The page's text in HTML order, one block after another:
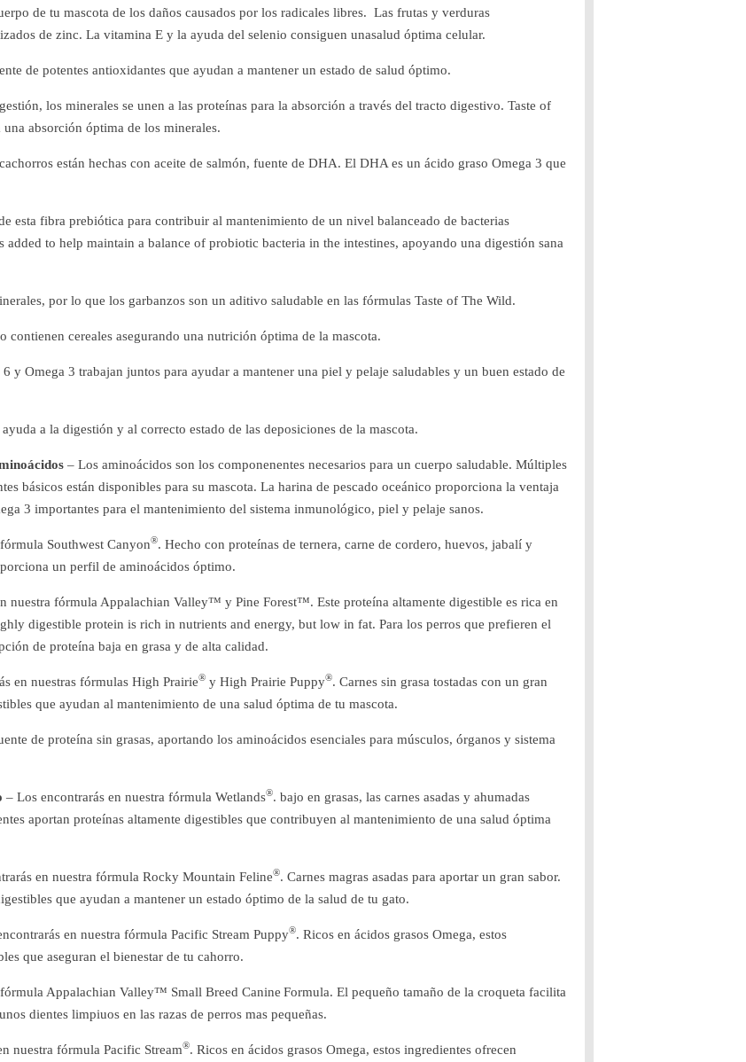
de tu mascota de los daños causados por los radicales libres. Las frutas y verduras
de zinc. La vitamina E y la ayuda del selenio consiguen unasalud óptima celular.
de potentes antioxidantes que ayudan a mantener un estado de salud óptimo.
los minerales se unen a las proteínas para la absorción a través del tracto digestivo. Taste of
absorción óptima de los minerales.
están hechas con aceite de salmón, fuente de DHA. El DHA es un ácido graso Omega 3 que
esta fibra prebiótica para contribuir al mantenimiento de un nivel balanceado de bacterias
to help maintain a balance of probiotic bacteria in the intestines, apoyando una digestión sana
por lo que los garbanzos son un aditivo saludable en las fórmulas Taste of The Wild.
contienen cereales asegurando una nutrición óptima de la mascota.
y Omega 3 trabajan juntos para ayudar a mantener una piel y pelaje saludables y un buen estado de
a la digestión y al correcto estado de las deposiciones de la mascota.
– Los aminoácidos son los componenentes necesarios para un cuerpo saludable. Múltiples
básicos están disponibles para su mascota. La harina de pescado oceánico proporciona la ventaja
3 importantes para el mantenimiento del sistema inmunológico, piel y pelaje sanos.
Southwest Canyon®. Hecho con proteínas de ternera, carne de cordero, huevos, jabalí y
un perfil de aminoácidos óptimo.
nuestra fórmula Appalachian Valley™ y Pine Forest™. Este proteína altamente digestible es rica en
digestible protein is rich in nutrients and energy, but low in fat. Para los perros que prefieren el
de proteína baja en grasa y de alta calidad.
en nuestras fórmulas High Prairie® y High Prairie Puppy®. Carnes sin grasa tostadas con un gran
que ayudan al mantenimiento de una salud óptima de tu mascota.
de proteína sin grasas, aportando los aminoácidos esenciales para músculos, órganos y sistema
– Los encontrarás en nuestra fórmula Wetlands®. bajo en grasas, las carnes asadas y ahumadas
aportan proteínas altamente digestibles que contribuyen al mantenimiento de una salud óptima
en nuestra fórmula Rocky Mountain Feline®. Carnes magras asadas para aportar un gran sabor.
que ayudan a mantener un estado óptimo de la salud de tu gato.
en nuestra fórmula Pacific Stream Puppy®. Ricos en ácidos grasos Omega, estos
que aseguran el bienestar de tu cahorro.
Appalachian Valley™ Small Breed Canine Formula. El pequeño tamaño de la croqueta facilita
dientes limpiuos en las razas de perros mas pequeñas.
nuestra fórmula Pacific Stream®. Ricos en ácidos grasos Omega, estos ingredientes ofrecen